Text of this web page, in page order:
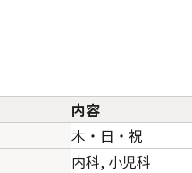
内容
木・日・祝
内科, 小児科